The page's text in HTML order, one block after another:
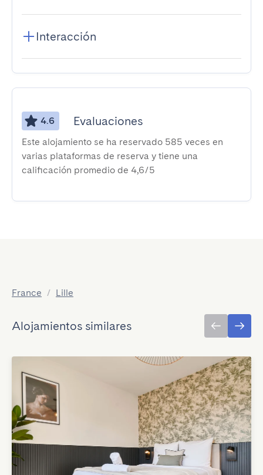
Interacción
4.6 Evaluaciones
Este alojamiento se ha reservado 585 veces en
varias plataformas de reserva y tiene una
calificación promedio de 4,6/5
France / Lille
Alojamientos similares